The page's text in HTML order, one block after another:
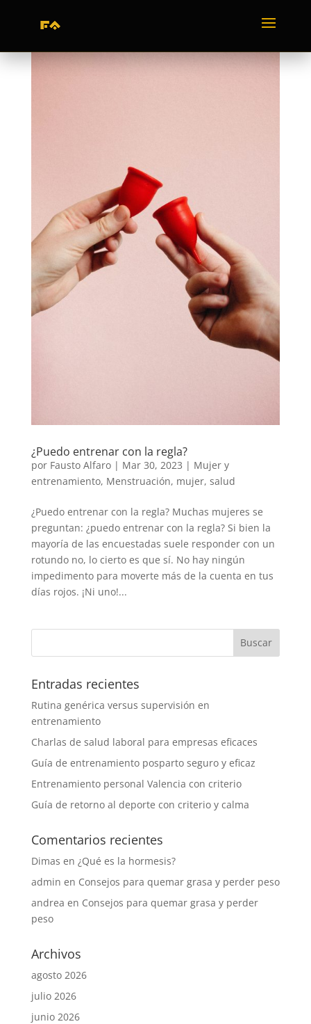
¿Puedo entrenar con la regla?
por Fausto Alfaro| Mar 30, 2023 | Mujer y
entrenamiento, Menstruación, mujer, salud
¿Puedo entrenar con la regla? Muchas mujeres se
preguntan: ¿puedo entrenar con la regla? Si bien la
mayoría de las encuestadas suele responder con un
rotundo no, lo cierto es que sí. No hay ningún
impedimento para moverte más de la cuenta en tus
días rojos. ¡Ni uno!...
Entradas recientes
Rutina genérica versus supervisión en
entrenamiento
Charlas de salud laboral para empresas eficaces
Guía de entrenamiento posparto seguro y eficaz
Entrenamiento personal Valencia con criterio
Guía de retorno al deporte con criterio y calma
Comentarios recientes
Dimas en ¿Qué es la hormesis?
admin en Consejos para quemar grasa y perder peso
andrea en Consejos para quemar grasa y perder
peso
Archivos
agosto 2026
julio 2026
junio 2026